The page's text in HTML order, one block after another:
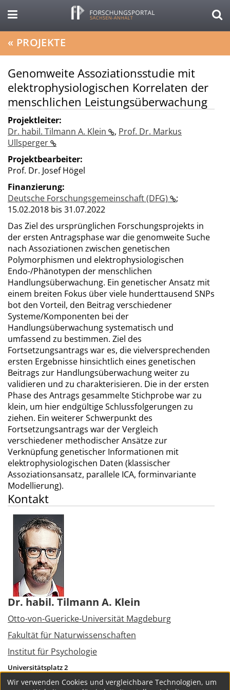
« PROJEKTE
Genomweite Assoziationsstudie mit
elektrophysiologischen Korrelaten der
menschlichen Leistungsüberwachung
Projektleiter:
Dr. habil. Tilmann A. Klein
, Prof. Dr. Markus
Ullsperger
Projektbearbeiter:
Prof. Dr. Josef Högel
Finanzierung:
Deutsche Forschungsgemeinschaft (DFG)
;
15.02.2018 bis 31.07.2022
Das Ziel des ursprünglichen Forschungsprojekts in
der ersten Antragsphase war die genomweite Suche
nach Assoziationen zwischen genetischen
Polymorphismen und elektrophysiologischen
Endo-/Phänotypen der menschlichen
Handlungsüberwachung. Ein genetischer Ansatz mit
einem breiten Fokus über viele hunderttausend SNPs
bot den Vorteil, den Beitrag verschiedener
Systeme/Komponenten bei der
Handlungsüberwachung systematisch und
umfassend zu bestimmen. Ziel des
Fortsetzungsantrags war es, die vielversprechenden
ersten Ergebnisse hinsichtlich eines genetischen
Beitrags zur Handlungsüberwachung weiter zu
validieren und zu charakterisieren. Die in der ersten
Phase des Antrags gesammelte Stichprobe war zu
klein, um hier endgültige Schlussfolgerungen zu
ziehen. Ein weiterer Schwerpunkt des
Fortsetzungsantrags war der Vergleich
verschiedener methodischer Ansätze zur
Verknüpfung genetischer Informationen mit
elektrophysiologischen Daten (klassischer
Assoziationsansatz, parallele ICA, forminvariante
Modellierung).
Kontakt
Dr. habil. Tilmann A. Klein
Otto-von-Guericke-Universität Magdeburg
Fakultät für Naturwissenschaften
Institut für Psychologie
Universitätsplatz 2
39106
Magdeburg
Wir verwenden Cookies und vergleichbare Technologien, um